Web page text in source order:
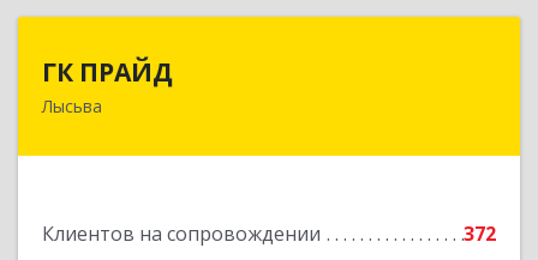
ГК ПРАЙД
Лысьва
Клиентов на сопровождении
372
618909, Пермский край, Лысьва г, Репина ул,